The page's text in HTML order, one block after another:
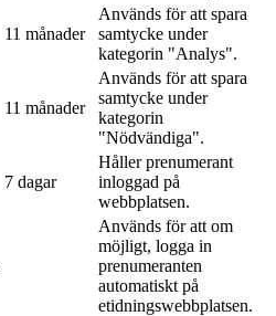
11 månader
Används för att spara
samtycke under
kategorin "Analys".
11 månader
Används för att spara
samtycke under
kategorin
"Nödvändiga".
7 dagar
Håller prenumerant
inloggad på
webbplatsen.
Används för att om
möjligt, logga in
prenumeranten
automatiskt på
etidningswebbplatsen.